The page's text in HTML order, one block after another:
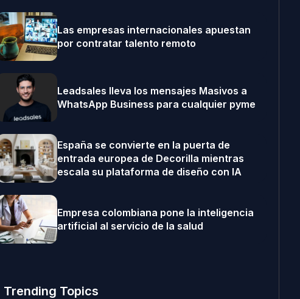
Las empresas internacionales apuestan
por contratar talento remoto
Leadsales lleva los mensajes Masivos a
WhatsApp Business para cualquier pyme
España se convierte en la puerta de
entrada europea de Decorilla mientras
escala su plataforma de diseño con IA
Empresa colombiana pone la inteligencia
artificial al servicio de la salud
Trending Topics